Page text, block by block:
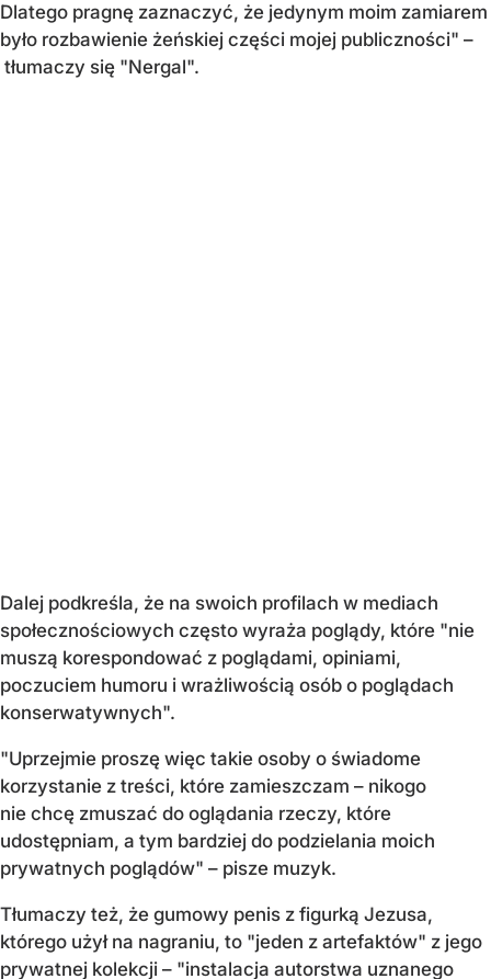
Dlatego pragnę zaznaczyć, że jedynym moim zamiarem
było rozbawienie żeńskiej części mojej publiczności" –
tłumaczy się "Nergal".
Dalej podkreśla, że na swoich profilach w mediach
społecznościowych często wyraża poglądy, które "nie
muszą korespondować z poglądami, opiniami,
poczuciem humoru i wrażliwością osób o poglądach
konserwatywnych".
"Uprzejmie proszę więc takie osoby o świadome
korzystanie z treści, które zamieszczam – nikogo
nie chcę zmuszać do oglądania rzeczy, które
udostępniam, a tym bardziej do podzielania moich
prywatnych poglądów" – pisze muzyk.
Tłumaczy też, że gumowy penis z figurką Jezusa,
którego użył na nagraniu, to "jeden z artefaktów" z jego
prywatnej kolekcji – "instalacja autorstwa uznanego